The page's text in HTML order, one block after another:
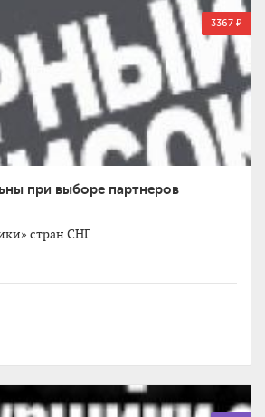
3367 ₽
при выборе партнеров
стран СНГ